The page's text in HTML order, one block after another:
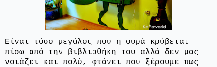
Είναι τόσο μεγάλος που η ουρά κρύβεται
πίσω από την βιβλιοθήκη του αλλά δεν μας
νοιάζει και πολύ, φτάνει που ξέρουμε πως